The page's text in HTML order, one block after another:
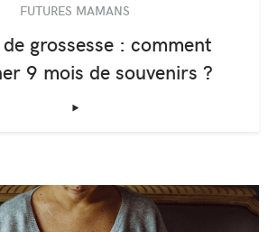
FUTURES MAMANS
grossesse : comment
9 mois de souvenirs ?
‣